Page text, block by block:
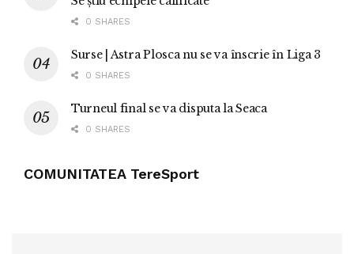
0 SHARES
Surse | Astra Plosca nu se va înscrie în Liga 3
0 SHARES
Turneul final se va disputa la Seaca
0 SHARES
COMUNITATEA TereSport